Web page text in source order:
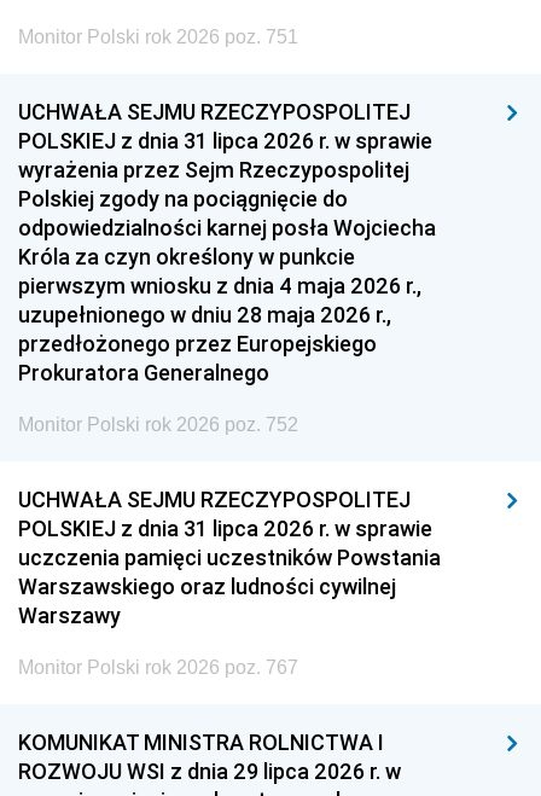
Monitor Polski rok 2026 poz. 751
UCHWAŁA SEJMU RZECZYPOSPOLITEJ
POLSKIEJ z dnia 31 lipca 2026 r. w sprawie
wyrażenia przez Sejm Rzeczypospolitej
Polskiej zgody na pociągnięcie do
odpowiedzialności karnej posła Wojciecha
Króla za czyn określony w punkcie
pierwszym wniosku z dnia 4 maja 2026 r.,
uzupełnionego w dniu 28 maja 2026 r.,
przedłożonego przez Europejskiego
Prokuratora Generalnego
Monitor Polski rok 2026 poz. 752
UCHWAŁA SEJMU RZECZYPOSPOLITEJ
POLSKIEJ z dnia 31 lipca 2026 r. w sprawie
uczczenia pamięci uczestników Powstania
Warszawskiego oraz ludności cywilnej
Warszawy
Monitor Polski rok 2026 poz. 767
KOMUNIKAT MINISTRA ROLNICTWA I
ROZWOJU WSI z dnia 29 lipca 2026 r. w